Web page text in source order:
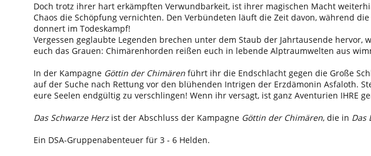
Doch trotz ihrer hart erkämpften Verwundbarkeit, ist ihrer magischen Macht
Chaos die Schöpfung vernichten. Den Verbündeten läuft die Zeit davon, während
donnert im Todeskampf!
Vergessen geglaubte Legenden brechen unter dem Staub der Jahrtausende
euch das Grauen: Chimärenhorden reißen euch in lebende Alptraumwelten aus
In der Kampagne Göttin der Chimären führt ihr die Endschlacht gegen die Große
auf der Suche nach Rettung vor den blühenden Intrigen der Erzdämonin Asfaloth.
eure Seelen endgültig zu verschlingen! Wenn ihr versagt, ist ganz Aventurien IHRE
Das Schwarze Herzist der Abschluss der Kampagne Göttin der Chimären, die in Das
Ein DSA-Gruppenabenteuer für 3 - 6 Helden.